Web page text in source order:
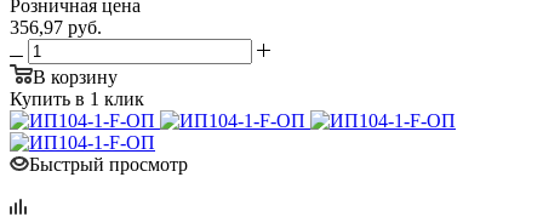
Розничная цена
356,97 руб.
В корзину
Купить в 1 клик
Быстрый просмотр